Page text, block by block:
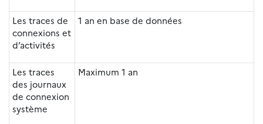
Les traces de
connexions et
d’activités
1 an en base de données
Les traces
des journaux
de connexion
système
Maximum 1 an